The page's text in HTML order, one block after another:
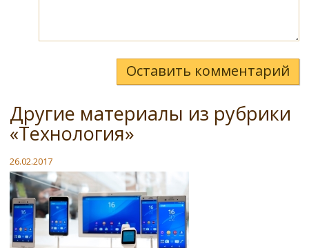
Оставить комментарий
Другие материалы из рубрики
«Технология»
26.02.2017